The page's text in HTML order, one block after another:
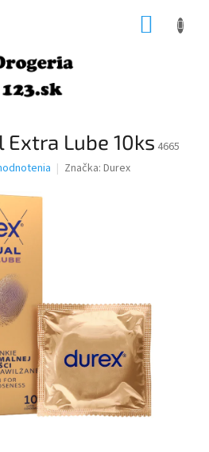
Extra Lube 10ks 4665
Značka: Durex